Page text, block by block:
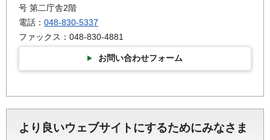
号 第二庁舎2階
電話： 048-830-5337
ファックス：048-830-4881
お問い合わせフォーム
より良いウェブサイトにするためにみなさま